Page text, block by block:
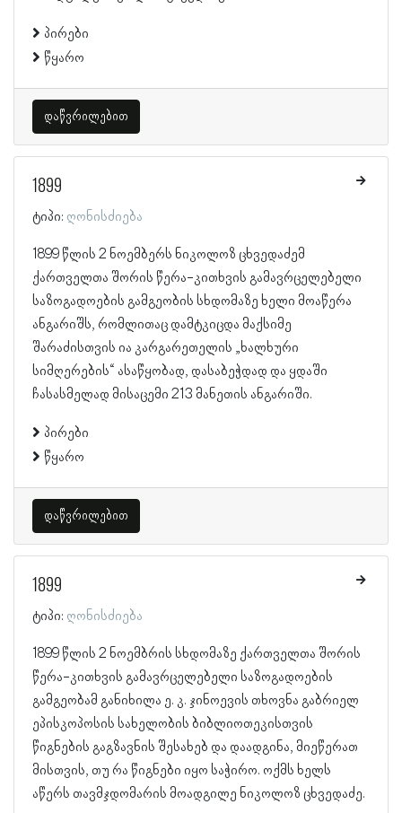
პირები
წყარო
დაწვრილებით
1899
ტიპი: ღონისძიება
1899 წლის 2 ნოემბერს ნიკოლოზ ცხვედაძემ
ქართველთა შორის წერა-კითხვის გამავრცელებელი
საზოგადოების გამგეობის სხდომაზე ხელი მოაწერა
ანგარიშს, რომლითაც დამტკიცდა მაქსიმე
შარაძისთვის ია კარგარეთელის „ხალხური
სიმღერების“ ასაწყობად, დასაბეჭდად და ყდაში
ჩასასმელად მისაცემი 213 მანეთის ანგარიში.
პირები
წყარო
დაწვრილებით
1899
ტიპი: ღონისძიება
1899 წლის 2 ნოემბრის სხდომაზე ქართველთა შორის
წერა-კითხვის გამავრცელებელი საზოგადოების
გამგეობამ განიხილა ე. კ. ჯინოევის თხოვნა გაბრიელ
ეპისკოპოსის სახელობის ბიბლიოთეკისთვის
წიგნების გაგზავნის შესახებ და დაადგინა, მიეწერათ
მისთვის, თუ რა წიგნები იყო საჭირო. ოქმს ხელს
აწერს თავმჯდომარის მოადგილე ნიკოლოზ ცხვედაძე.